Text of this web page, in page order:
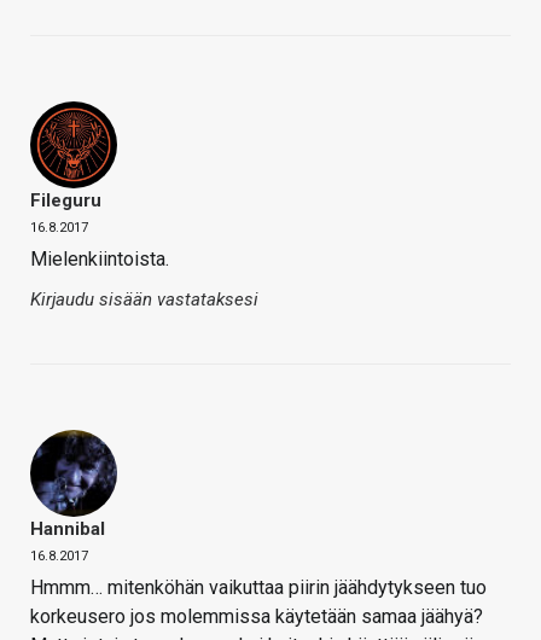
Fileguru
16.8.2017
Mielenkiintoista.
Kirjaudu sisään vastataksesi
Hannibal
16.8.2017
Hmmm… mitenköhän vaikuttaa piirin jäähdytykseen tuo
korkeusero jos molemmissa käytetään samaa jäähyä?